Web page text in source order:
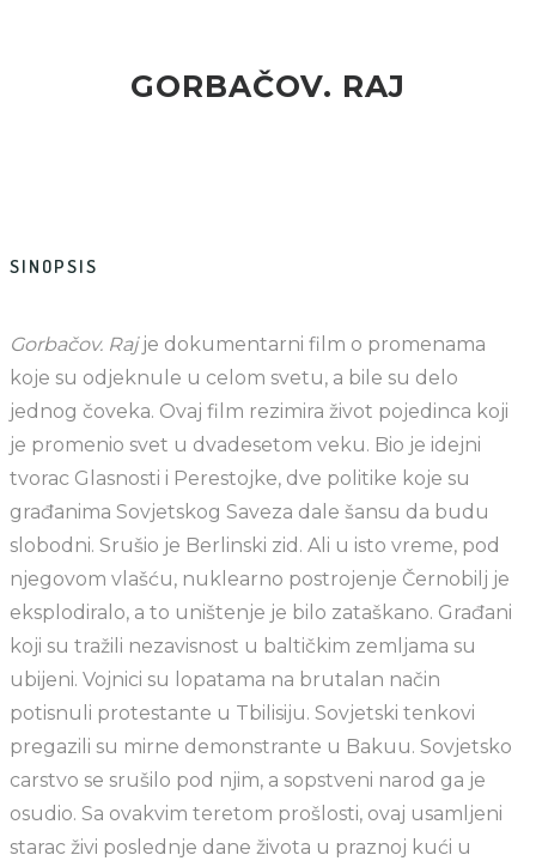
GORBAČOV. RAJ
SINOPSIS
Gorbačov. Rajje dokumentarni film o promenama
koje su odjeknule u celom svetu, a bile su delo
jednog čoveka. Ovaj film rezimira život pojedinca koji
je promenio svet u dvadesetom veku. Bio je idejni
tvorac Glasnosti i Perestojke, dve politike koje su
građanima Sovjetskog Saveza dale šansu da budu
slobodni. Srušio je Berlinski zid. Ali u isto vreme, pod
njegovom vlašću, nuklearno postrojenje Černobilj je
eksplodiralo, a to uništenje je bilo zataškano. Građani
koji su tražili nezavisnost u baltičkim zemljama su
ubijeni. Vojnici su lopatama na brutalan način
potisnuli protestante u Tbilisiju. Sovjetski tenkovi
pregazili su mirne demonstrante u Bakuu. Sovjetsko
carstvo se srušilo pod njim, a sopstveni narod ga je
osudio. Sa ovakvim teretom prošlosti, ovaj usamljeni
starac živi poslednje dane života u praznoj kući u